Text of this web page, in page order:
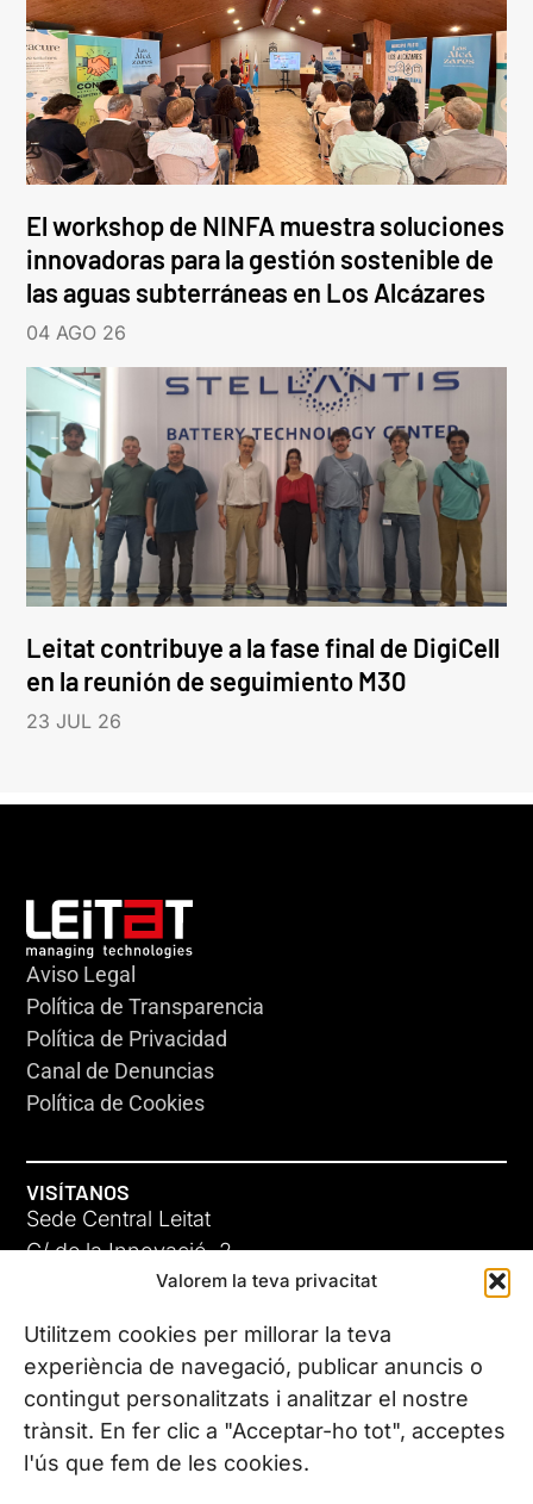
Valorem la teva privacitat
Utilitzem cookies per millorar la teva
experiència de navegació, publicar anuncis o
contingut personalitzats i analitzar el nostre
trànsit. En fer clic a "Acceptar-ho tot", acceptes
l'ús que fem de les cookies.
El workshop de NINFA muestra soluciones
innovadoras para la gestión sostenible de
las aguas subterráneas en Los Alcázares
04 AGO 26
Leitat contribuye a la fase final de DigiCell
en la reunión de seguimiento M30
23 JUL 26
Aviso Legal
Política de Transparencia
Política de Privacidad
Canal de Denuncias
Política de Cookies
VISÍTANOS
Sede Central Leitat
C/ de la Innovació, 2
08225 Terrassa, (Barcelona)
Conoce todas nuestras sedes
CONTÁCTANOS
Tel. (+34) 937 882 300